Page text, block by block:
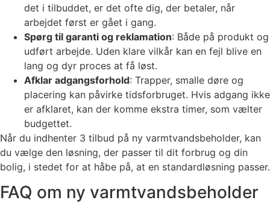
det i tilbuddet, er det ofte dig, der betaler, når
arbejdet først er gået i gang.
Spørg til garanti og reklamation: Både på produkt og
udført arbejde. Uden klare vilkår kan en fejl blive en
lang og dyr proces at få løst.
Afklar adgangsforhold: Trapper, smalle døre og
placering kan påvirke tidsforbruget. Hvis adgang ikke
er afklaret, kan der komme ekstra timer, som vælter
budgettet.
Når du indhenter 3 tilbud på ny varmtvandsbeholder, kan
du vælge den løsning, der passer til dit forbrug og din
bolig, i stedet for at håbe på, at en standardløsning passer.
FAQ om ny varmtvandsbeholder